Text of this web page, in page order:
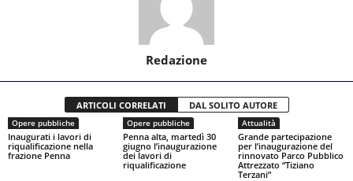
Redazione
ARTICOLI CORRELATI DAL SOLITO AUTORE
Opere pubbliche
Inaugurati i lavori di
riqualificazione nella
frazione Penna
Opere pubbliche
Penna alta, martedì 30
giugno l’inaugurazione
dei lavori di
riqualificazione
Attualità
Grande partecipazione
per l’inaugurazione del
rinnovato Parco Pubblico
Attrezzato “Tiziano
Terzani”